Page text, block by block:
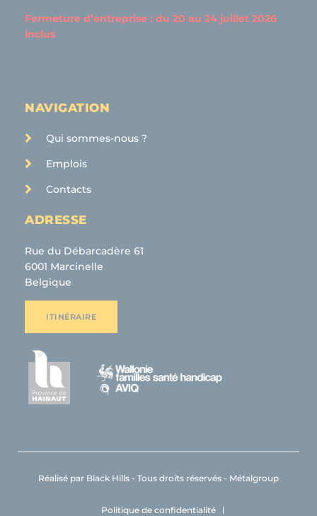
Fermeture d’entreprise : du 20 au 24 juillet 2026
inclus
NAVIGATION
Qui sommes-nous ?
Emplois
Contacts
ADRESSE
Rue du Débarcadère 61
6001 Marcinelle
Belgique
ITINÉRAIRE
Réalisé par Black Hills - Tous droits réservés - Métalgroup
Politique de confidentialité